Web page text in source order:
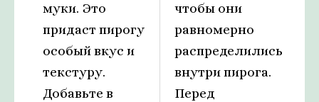
муки. Это
придаст пирогу
особый вкус и
текстуру.
Добавьте в
чтобы они
равномерно
распределились
внутри пирога.
Перед